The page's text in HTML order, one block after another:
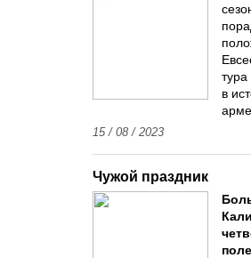
в
15 / 08 / 2023
Чужой праздник